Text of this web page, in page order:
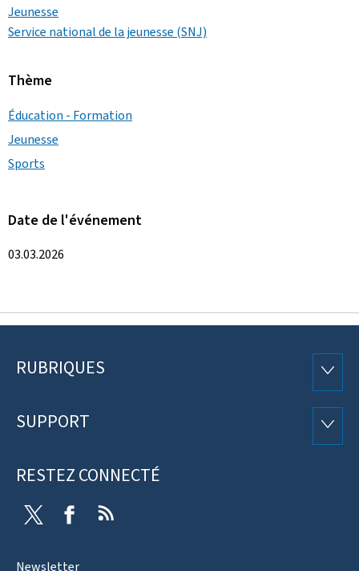
Jeunesse
Service national de la jeunesse (SNJ)
Thème
Éducation - Formation
Jeunesse
Sports
Date de l'événement
03.03.2026
Pied
page
RUBRIQUES
SUPPORT
RESTEZ CONNECTÉ
Twitter Facebook
Newsletter